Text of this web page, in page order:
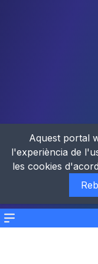
Menu
Aquest portal
l'experiència de
les cookies